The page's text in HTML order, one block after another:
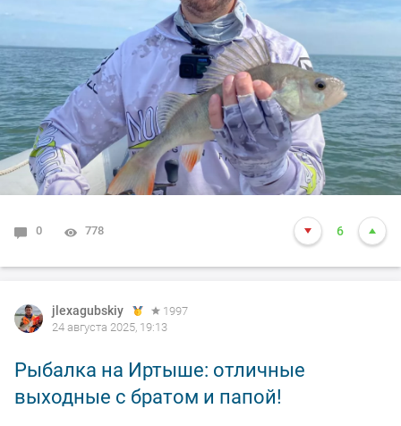
0 778 6
jlexagubskiy
1997
24 августа 2025, 19:13
Рыбалка на Иртыше: отличные
выходные с братом и папой!